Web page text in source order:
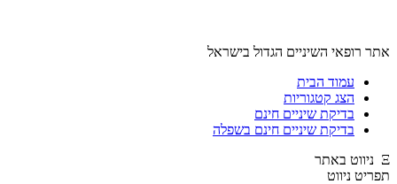
אתר רופאי השיניים הגדול בישראל
עמוד הבית
הצג קטגוריות
בדיקת שיניים חינם
בדיקת שיניים חינם בשפלה
Ξ ניווט באתר
תפריט ניווט